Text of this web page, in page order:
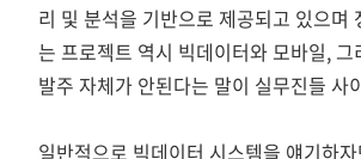
리 및 분석을 기반으로 제공되고 있으
는 프로젝트 역시 빅데이터와 모바일,
발주 자체가 안된다는 말이 실무진들
일반적으로 빅데이터 시스템을 얘기하